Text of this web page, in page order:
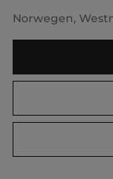
Norwegen,